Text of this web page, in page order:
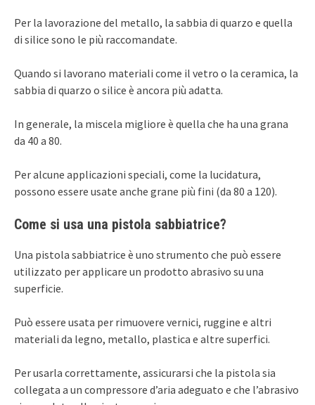
Per la lavorazione del metallo, la sabbia di quarzo e quella
di silice sono le più raccomandate.
Quando si lavorano materiali come il vetro o la ceramica, la
sabbia di quarzo o silice è ancora più adatta.
In generale, la miscela migliore è quella che ha una grana
da 40 a 80.
Per alcune applicazioni speciali, come la lucidatura,
possono essere usate anche grane più fini (da 80 a 120).
Come si usa una pistola sabbiatrice?
Una pistola sabbiatrice è uno strumento che può essere
utilizzato per applicare un prodotto abrasivo su una
superficie.
Può essere usata per rimuovere vernici, ruggine e altri
materiali da legno, metallo, plastica e altre superfici.
Per usarla correttamente, assicurarsi che la pistola sia
collegata a un compressore d’aria adeguato e che l’abrasivo